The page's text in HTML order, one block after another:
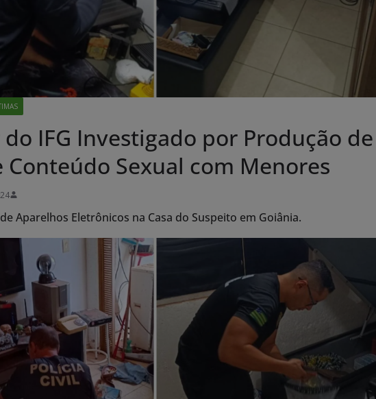
do IFG Investigado por Produção de
Conteúdo Sexual com Menores
Aparelhos Eletrônicos na Casa do Suspeito em Goiânia.